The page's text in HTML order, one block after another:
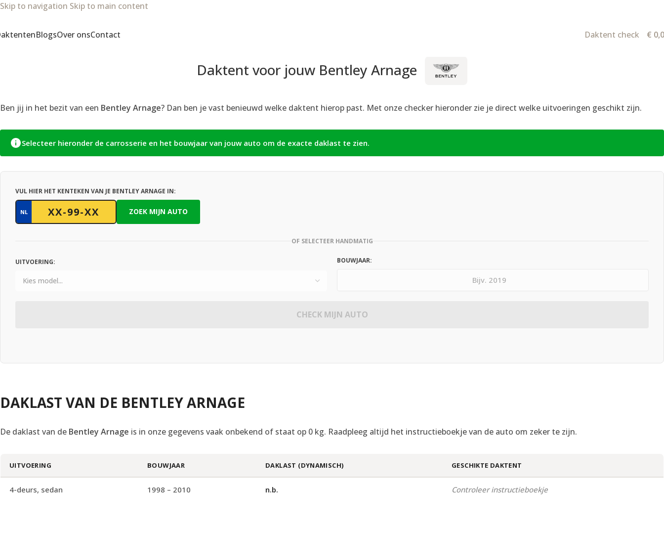
Skip to navigation Skip to main content
BlogsOver onsContact Daktent check €
Daktent voor jouw Bentley Arnage
Ben jij in het bezit van een Bentley Arnage? Dan ben je vast benieuwd welke daktent hierop past. Met onze checker hieronder zie je direct welke uitvoeringen geschikt zijn.
Selecteer hieronder de carrosserie en het bouwjaar van jouw auto om de exacte daklast te zien.
VUL HIER HET KENTEKEN VAN JE BENTLEY ARNAGE IN:
NL ZOEK MIJN AUTO
OF SELECTEER HANDMATIG
UITVOERING: BOUWJAAR:
CHECK MIJN AUTO
DAKLAST VAN DE BENTLEY ARNAGE
De daklast van de Bentley Arnage is in onze gegevens vaak onbekend of staat op 0 kg. Raadpleeg altijd het instructieboekje van de auto om zeker te zijn.
UITVOERING BOUWJAAR DAKLAST (DYNAMISCH) GESCHIKTE DAKTENT
4-deurs, sedan 1998 – 2010 n.b. Controleer instructieboekje